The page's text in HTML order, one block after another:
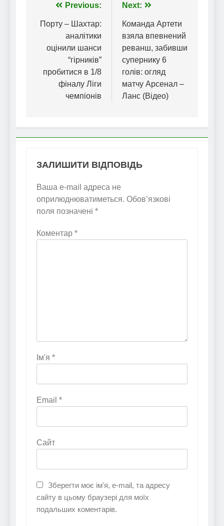
Навігація
записів
Previous:
Порту – Шахтар:
аналітики
оцінили шанси
“гірників”
пробитися в 1/8
фіналу Ліги
чемпіонів
Next:
Команда Артети
взяла впевнений
реванш, забивши
супернику 6
голів: огляд
матчу Арсенал –
Ланс (Відео)
ЗАЛИШИТИ ВІДПОВІДЬ
Ваша e-mail адреса не
оприлюднюватиметься. Обов’язкові
поля позначені *
Коментар *
Ім'я *
Email *
Сайт
Зберегти моє ім'я, e-mail, та адресу
сайту в цьому браузері для моїх
подальших коментарів.